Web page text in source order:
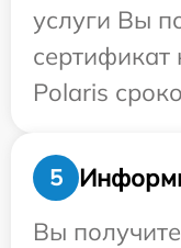
услуги Вы
сертификат
Polaris
5
Вы